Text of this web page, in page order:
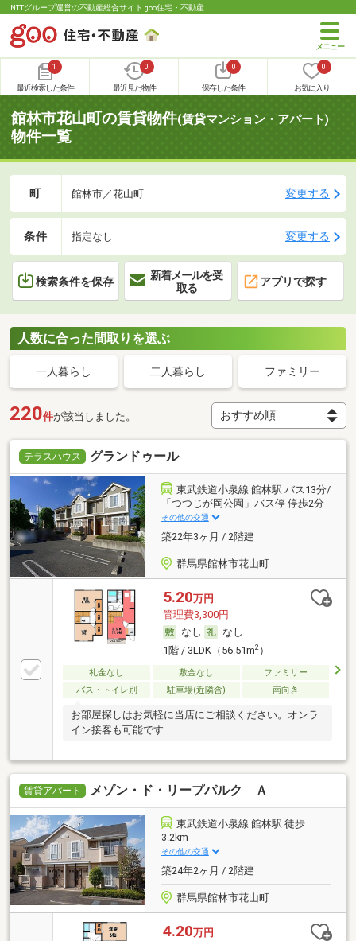
NTTグループ運営の不動産総合サイト goo住宅・不動産
1
最近検索した条件
0
最近見た物件
0
保存した条件
0
お気に入り
館林市花山町の賃貸物件(賃貸マンション・アパート)
物件一覧
町 館林市／花山町 変更する
条件 指定なし 変更する
検索条件を保存
新着メールを受
取る
アプリで探す
人数に合った間取りを選ぶ
一人暮らし 二人暮らし ファミリー
220件が該当しました。
テラスハウス グランドゥール
東武鉄道小泉線 館林駅 バス13分/
「つつじが岡公園」バス停 停歩2分
その他の交通
築22年3ヶ月 / 2階建
群馬県館林市花山町
5.20万円
管理費3,300円
なし
なし
1階 / 3LDK（56.51m2）
礼金なし 敷金なし
ファミリー
バス・トイレ別
駐車場(近隣含) 南向き
お部屋探しはお気軽に当店にご相談ください。オンラ
イン接客も可能です
賃貸アパート メゾン・ド・リープパルク Ａ
東武鉄道小泉線 館林駅 徒歩
3.2km
その他の交通
築24年2ヶ月 / 2階建
群馬県館林市花山町
4.20万円